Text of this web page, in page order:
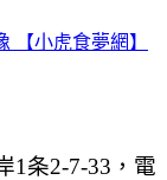
【小虎食夢網】
1条2-7-33，電